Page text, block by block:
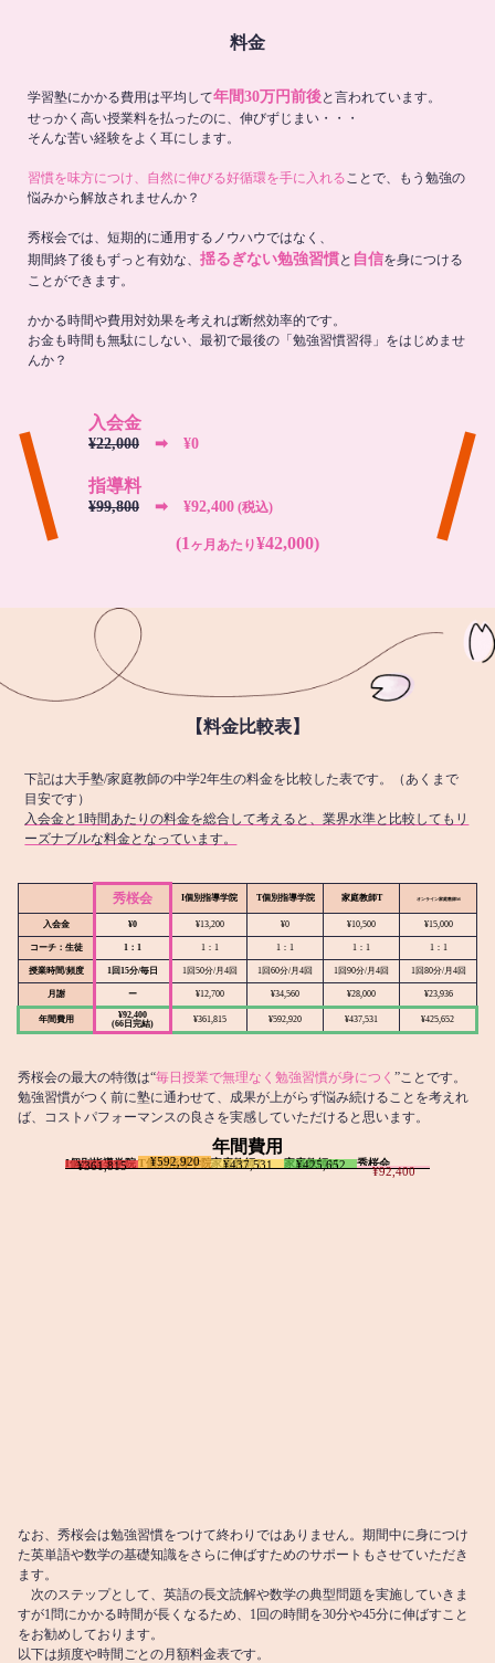
料金
学習塾にかかる費用は平均して年間30万円前後と言われています。
せっかく高い授業料を払ったのに、伸びずじまい・・・
そんな苦い経験をよく耳にします。
習慣を味方につけ、自然に伸びる好循環を手に入れる ことで、もう勉強の
悩みから解放されませんか？
秀桜会では、短期的に通用するノウハウではなく、
期間終了後もずっと有効な、 揺るぎない勉強習慣と 自信を身につける
ことができます。
かかる時間や費用対効果を考えれば断然効率的です。
お金も時間も無駄にしない、最初で最後の「勉強習慣習得」をはじめませ
んか？
入会金
¥22,000 ➡︎ ¥0
指導料
¥99,800 ➡︎ ¥92,400 (税込)
(1 ヶ月あたり¥42,000)
【料金比較表】
下記は大手塾/家庭教師の中学2年生の料金を比較した表です。（あくまで
目安です）
入会金と1時間あたりの料金を総合して考えると、業界水準と比較してもリ
ーズナブルな料金となっています。
秀桜会 I個別指導学院 T個別指導学院 家庭教師T オンライン家庭教師M
入会金 ¥0 ¥13,200 ¥0 ¥10,500 ¥15,000
コーチ：生徒 1：1 1：1 1：1 1：1 1：1
授業時間/頻度 1回15分/毎日 1回50分/月4回 1回60分/月4回 1回90分/月4回 1回80分/月4回
月謝 ー ¥12,700 ¥34,560 ¥28,000 ¥23,936
年間費用
¥92,400
(66日完結)
¥361,815 ¥592,920 ¥437,531 ¥425,652
秀桜会の最大の特徴は“毎日授業で無理なく勉強習慣が身につく ”ことです。
勉強習慣がつく前に塾に通わせて、成果が上がらず悩み続けることを考えれ
ば、コストパフォーマンスの良さを実感していただけると思います。
年間費用
I個別指導学院
¥361,815 T個別指導学院
¥592,920 家庭教師T
¥437,531 家庭教師M
¥425,652 秀桜会
¥92,400
なお、秀桜会は勉強習慣をつけて終わりではありません。期間中に身につけ
た英単語や数学の基礎知識をさらに伸ばすためのサポートもさせていただき
ます。
次のステップとして、英語の長文読解や数学の典型問題を実施していきま
すが1問にかかる時間が長くなるため、1回の時間を30分や45分に伸ばすこと
をお勧めしております。
以下は頻度や時間ごとの月額料金表です。